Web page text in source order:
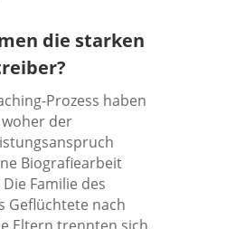
die starken
Prozess haben
der
Biografiearbeit
Familie des
Geflüchtete nach